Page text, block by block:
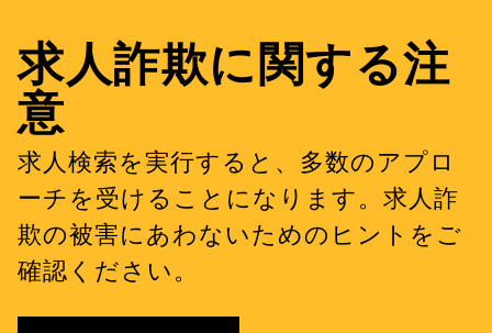
求人詐欺に関する注
意
求人検索を実行すると、多数のアプロ
ーチを受けることになります。求人詐
欺の被害にあわないためのヒントをご
確認ください。